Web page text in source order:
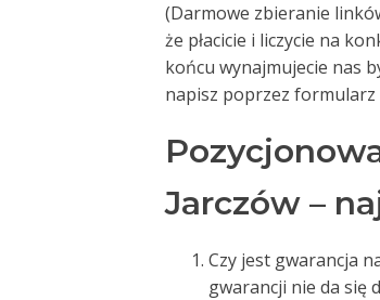
(Darmowe zbieranie
że płacicie i liczycie na
końcu wynajmujecie nas
napisz poprzez
Jarczów –
Czy jest gwarancja
gwarancji nie da się